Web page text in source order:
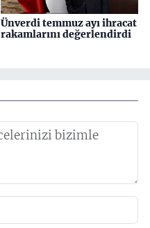
Ünverdi temmuz ayı ihracat
rakamlarını değerlendirdi